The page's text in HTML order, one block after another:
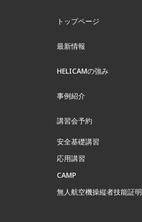
トップページ
最新情報
HELICAMの強み
事例紹介
講習会予約
安全基礎講習
応用講習
CAMP
無⼈航空機操縦者技能証明